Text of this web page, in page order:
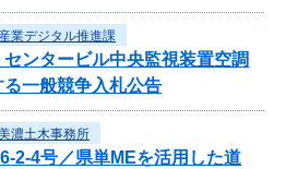
産業デジタル推進課
ンタービル中央監視装置空調
一般競争入札公告
濃土木事務所
2-4号／県単MEを活用した道